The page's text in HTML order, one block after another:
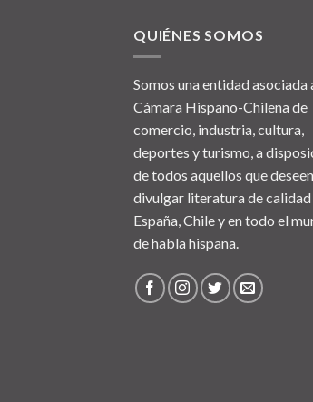
QUIÉNES SOMOS
Somos una entidad asociada
Cámara Hispano-Chilena de
comercio, industria, cultura,
deportes y turismo, a
de todos aquellos que deseen
divulgar literatura de calidad
España, Chile y en todo el
de habla hispana.